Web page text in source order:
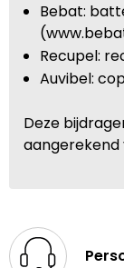
Bebat:
Recupel:
Auvibel:
Deze
aangerekend